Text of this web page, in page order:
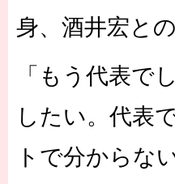
身、酒井宏と
「もう代表で
したい。代表
トで分からな